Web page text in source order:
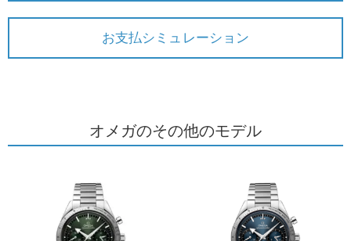
お支払シミュレーション
オメガのその他のモデル